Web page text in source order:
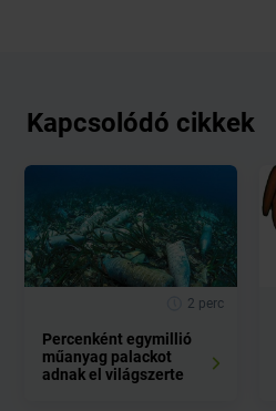
Kapcsolódó cikkek
2 perc
Percenként egymillió
műanyag palackot
adnak el világszerte